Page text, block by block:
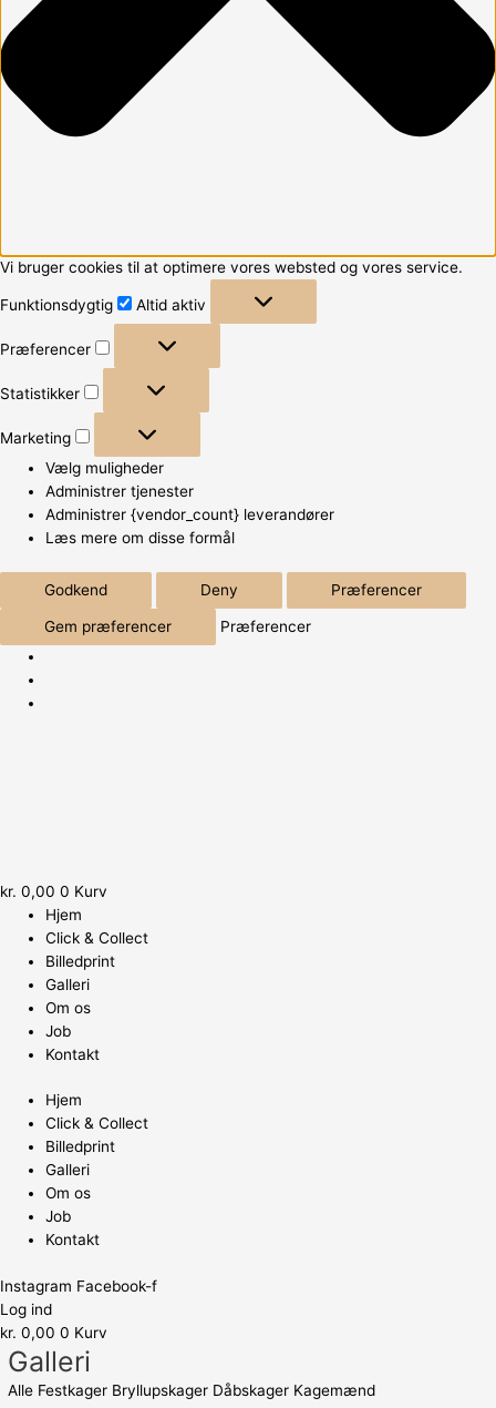
Vi bruger cookies til at optimere vores websted og vores service.
Funktionsdygtig Altid aktiv
Præferencer
Statistikker
Marketing
Vælg muligheder
Administrer tjenester
Administrer {vendor_count} leverandører
Læs mere om disse formål
Godkend Deny Præferencer
Gem præferencer Præferencer
kr. 0,00 0 Kurv
Hjem
Click & Collect
Billedprint
Galleri
Om os
Job
Kontakt
Hjem
Click & Collect
Billedprint
Galleri
Om os
Job
Kontakt
Instagram Facebook-f
Log ind
kr. 0,00 0 Kurv
Galleri
Alle Festkager Bryllupskager Dåbskager Kagemænd